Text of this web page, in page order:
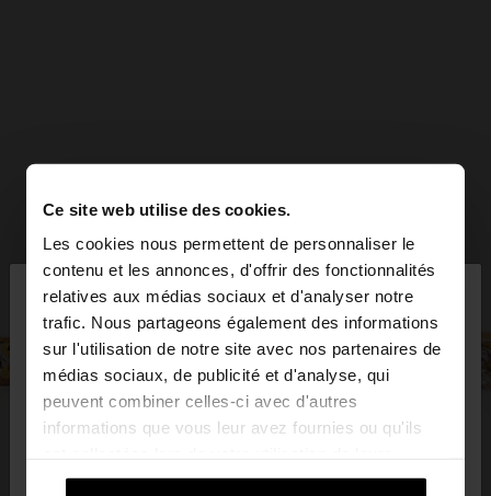
Ce site web utilise des cookies.
Les cookies nous permettent de personnaliser le
contenu et les annonces, d'offrir des fonctionnalités
relatives aux médias sociaux et d'analyser notre
trafic. Nous partageons également des informations
sur l'utilisation de notre site avec nos partenaires de
médias sociaux, de publicité et d'analyse, qui
peuvent combiner celles-ci avec d'autres
informations que vous leur avez fournies ou qu'ils
services.
bonjour ×
Vous accédez au site depuis Luxembourg. Voulez-
vous parcourir notre site au United States?